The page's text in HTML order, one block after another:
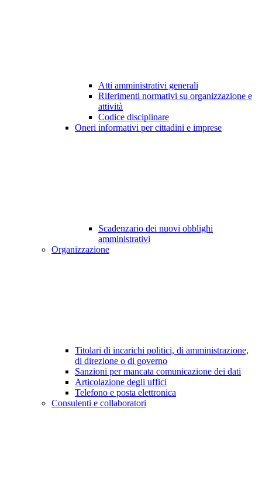
Atti amministrativi generali
Riferimenti normativi su organizzazione e
attività
Codice disciplinare
Oneri informativi per cittadini e imprese
Scadenzario dei nuovi obblighi
amministrativi
Organizzazione
Titolari di incarichi politici, di amministrazione,
di direzione o di governo
Sanzioni per mancata comunicazione dei dati
Articolazione degli uffici
Telefono e posta elettronica
Consulenti e collaboratori